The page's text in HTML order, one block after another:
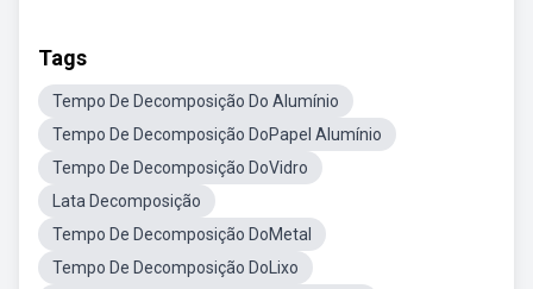
Tags
Tempo De Decomposição Do Alumínio
Tempo De Decomposição DoPapel Alumínio
Tempo De Decomposição DoVidro
Lata Decomposição
Tempo De Decomposição DoMetal
Tempo De Decomposição DoLixo